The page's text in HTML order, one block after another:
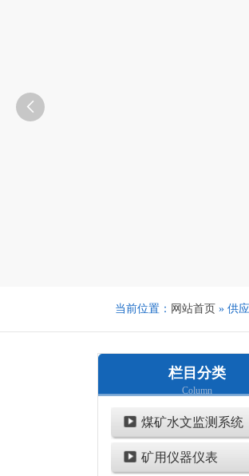

当前位置： 网站首页 » 供
栏目分类
Column
煤矿水文监测系统
矿用仪器仪表